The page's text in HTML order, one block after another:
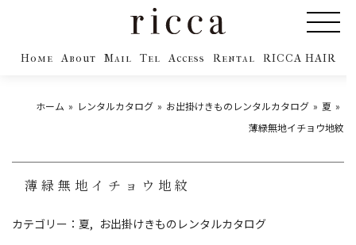
Home About Mail Tel Access Rental RICCA HAIR
ホーム レンタルカタログ お出掛けきものレンタルカタログ
夏
薄緑無地イチョウ地紋
薄緑無地イチョウ地紋
カテゴリー： 夏 お出掛けきものレンタルカタログ